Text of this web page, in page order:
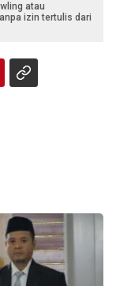
atau
izin tertulis dari